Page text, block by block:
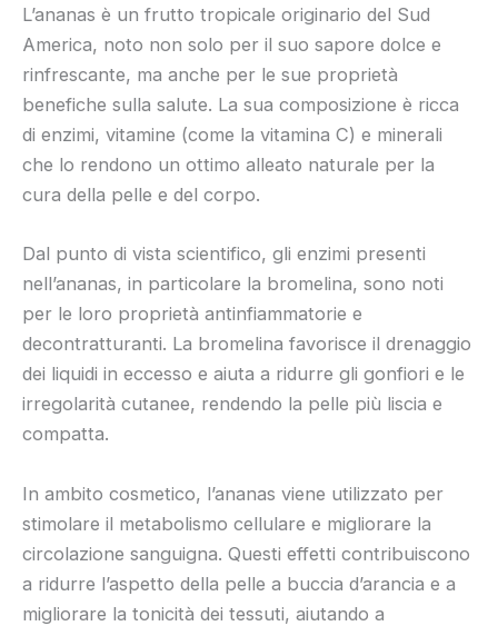
L’ananas è un frutto tropicale originario del Sud
America, noto non solo per il suo sapore dolce e
rinfrescante, ma anche per le sue proprietà
benefiche sulla salute. La sua composizione è ricca
di enzimi, vitamine (come la vitamina C) e minerali
che lo rendono un ottimo alleato naturale per la
cura della pelle e del corpo.
Dal punto di vista scientifico, gli enzimi presenti
nell’ananas, in particolare la bromelina, sono noti
per le loro proprietà antinfiammatorie e
decontratturanti. La bromelina favorisce il drenaggio
dei liquidi in eccesso e aiuta a ridurre gli gonfiori e le
irregolarità cutanee, rendendo la pelle più liscia e
compatta.
In ambito cosmetico, l’ananas viene utilizzato per
stimolare il metabolismo cellulare e migliorare la
circolazione sanguigna. Questi effetti contribuiscono
a ridurre l’aspetto della pelle a buccia d’arancia e a
migliorare la tonicità dei tessuti, aiutando a